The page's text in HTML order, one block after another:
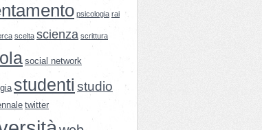
psicologia rai
scelta scienza scrittura
social network
studenti studio
twitter